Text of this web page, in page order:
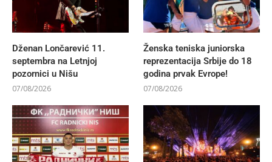
Dženan Lončarević 11.
septembra na Letnjoj
pozornici u Nišu
07/08/2026
Ženska teniska juniorska
reprezentacija Srbije do 18
godina prvak Evrope!
07/08/2026